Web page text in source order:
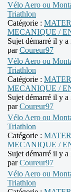
Vélo Aero ou
Triathlon
Catégorie :
MECANIQUE /
Sujet démarré il y a
parCoureur97
Vélo Aero ou
Triathlon
Catégorie :
MECANIQUE /
Sujet démarré il y a
parCoureur97
Vélo Aero ou
Triathlon
Catégorie :
MECANIQUE /
Sujet démarré il y a
parCoureur97
Vélo Aero ou
Triathlon